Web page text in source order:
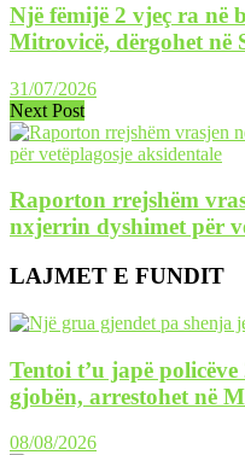
Një fëmijë 2 vjeç ra në
Mitrovicë, dërgohet në
31/07/2026
Next Post
Raporton rrejshëm
nxjerrin dyshimet për
LAJMET E FUNDIT
Tentoi t’u japë
gjobën, arrestohet në
08/08/2026